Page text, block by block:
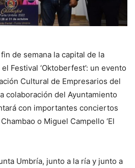
de semana la capital de la
Festival ‘Oktoberfest’: un evento
Cultural de Empresarios del
colaboración del Ayuntamiento
con importantes conciertos
o Miguel Campello ‘El
Umbría, junto a la ría y junto a